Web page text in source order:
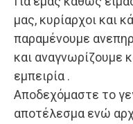
μας, κυρίαρχοι και
παραμένουμε
και αναγνωρίζουμε
εμπειρία .
Αποδεχόμαστε το
αποτέλεσμα ενώ